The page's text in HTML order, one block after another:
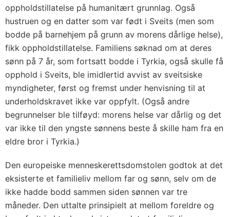
oppholdstillatelse på humanitært grunnlag. Også
hustruen og en datter som var født i Sveits (men som
bodde på barnehjem på grunn av morens dårlige helse),
fikk oppholdstillatelse. Familiens søknad om at deres
sønn på 7 år, som fortsatt bodde i Tyrkia, også skulle få
opphold i Sveits, ble imidlertid avvist av sveitsiske
myndigheter, først og fremst under henvisning til at
underholdskravet ikke var oppfylt. (Også andre
begrunnelser ble tilføyd: morens helse var dårlig og det
var ikke til den yngste sønnens beste å skille ham fra en
eldre bror i Tyrkia.)
Den europeiske menneskerettsdomstolen godtok at det
eksisterte et familieliv mellom far og sønn, selv om de
ikke hadde bodd sammen siden sønnen var tre
måneder. Den uttalte prinsipielt at mellom foreldre og